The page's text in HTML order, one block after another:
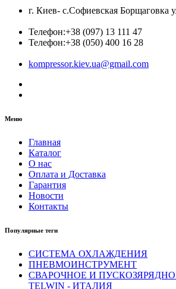
г. Киев- с.Софиевская Борщаговка
Телефон:+38 (097) 13 111 47
Телефон:+38 (050) 400 16 28
kompressor.kiev.ua@gmail.com
Меню
Главная
Каталог
О нас
Оплата и Доставка
Гарантия
Новости
Контакты
Популярные теги
СИСТЕМА ОХЛАЖДЕНИЯ
ПНЕВМОИНСТРУМЕНТ
СВАРОЧНОЕ И
TELWIN - ИТАЛИЯ